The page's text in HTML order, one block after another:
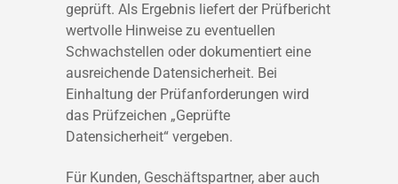
geprüft. Als Ergebnis liefert der Prüfbericht
wertvolle Hinweise zu eventuellen
Schwachstellen oder dokumentiert eine
ausreichende Datensicherheit. Bei
Einhaltung der Prüfanforderungen wird
das Prüfzeichen „Geprüfte
Datensicherheit“ vergeben.
Für Kunden, Geschäftspartner, aber auch